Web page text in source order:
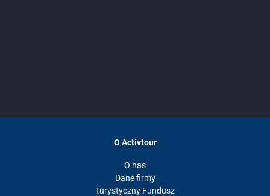
O Activtour
O nas
Dane firmy
Turystyczny Fundusz